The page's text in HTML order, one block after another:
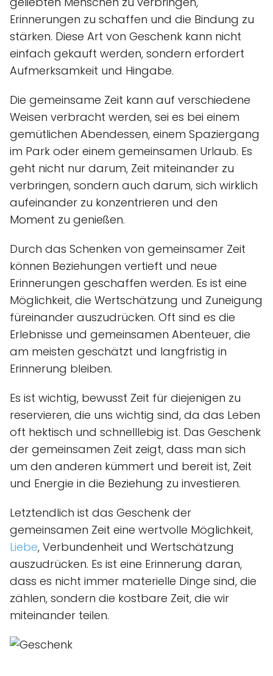
Erinnerungen zu schaffen und die Bindung zu
stärken. Diese Art von Geschenk kann nicht
einfach gekauft werden, sondern erfordert
Aufmerksamkeit und Hingabe.
Die gemeinsame Zeit kann auf verschiedene
Weisen verbracht werden, sei es bei einem
gemütlichen Abendessen, einem Spaziergang
im Park oder einem gemeinsamen Urlaub. Es
geht nicht nur darum, Zeit miteinander zu
verbringen, sondern auch darum, sich wirklich
aufeinander zu konzentrieren und den
Moment zu genießen.
Durch das Schenken von gemeinsamer Zeit
können Beziehungen vertieft und neue
Erinnerungen geschaffen werden. Es ist eine
Möglichkeit, die Wertschätzung und Zuneigung
füreinander auszudrücken. Oft sind es die
Erlebnisse und gemeinsamen Abenteuer, die
am meisten geschätzt und langfristig in
Erinnerung bleiben.
Es ist wichtig, bewusst Zeit für diejenigen zu
reservieren, die uns wichtig sind, da das Leben
oft hektisch und schnelllebig ist. Das Geschenk
der gemeinsamen Zeit zeigt, dass man sich
um den anderen kümmert und bereit ist, Zeit
und Energie in die Beziehung zu investieren.
Letztendlich ist das Geschenk der
gemeinsamen Zeit eine wertvolle Möglichkeit,
Liebe, Verbundenheit und Wertschätzung
auszudrücken. Es ist eine Erinnerung daran,
dass es nicht immer materielle Dinge sind, die
zählen, sondern die kostbare Zeit, die wir
miteinander teilen.